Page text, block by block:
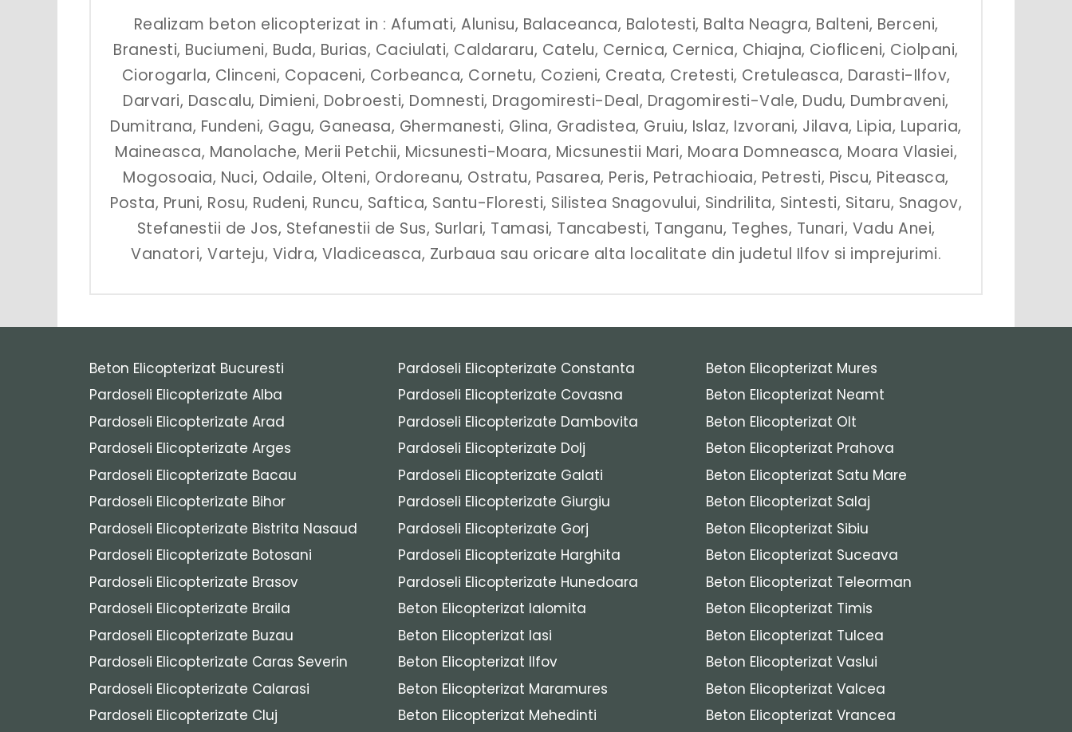
Realizam beton elicopterizat in : Afumati, Alunisu, Balaceanca, Balotesti, Balta Neagra, Balteni, Berceni,
Branesti, Buciumeni, Buda, Burias, Caciulati, Caldararu, Catelu, Cernica, Cernica, Chiajna, Ciofliceni, Ciolpani,
Ciorogarla, Clinceni, Copaceni, Corbeanca, Cornetu, Cozieni, Creata, Cretesti, Cretuleasca, Darasti-Ilfov,
Darvari, Dascalu, Dimieni, Dobroesti, Domnesti, Dragomiresti-Deal, Dragomiresti-Vale, Dudu, Dumbraveni,
Dumitrana, Fundeni, Gagu, Ganeasa, Ghermanesti, Glina, Gradistea, Gruiu, Islaz, Izvorani, Jilava, Lipia, Luparia,
Maineasca, Manolache, Merii Petchii, Micsunesti-Moara, Micsunestii Mari, Moara Domneasca, Moara Vlasiei,
Mogosoaia, Nuci, Odaile, Olteni, Ordoreanu, Ostratu, Pasarea, Peris, Petrachioaia, Petresti, Piscu, Piteasca,
Posta, Pruni, Rosu, Rudeni, Runcu, Saftica, Santu-Floresti, Silistea Snagovului, Sindrilita, Sintesti, Sitaru, Snagov,
Stefanestii de Jos, Stefanestii de Sus, Surlari, Tamasi, Tancabesti, Tanganu, Teghes, Tunari, Vadu Anei,
Vanatori, Varteju, Vidra, Vladiceasca, Zurbaua sau oricare alta localitate din judetul Ilfov si imprejurimi.
Beton Elicopterizat Bucuresti
Pardoseli Elicopterizate Alba
Pardoseli Elicopterizate Arad
Pardoseli Elicopterizate Arges
Pardoseli Elicopterizate Bacau
Pardoseli Elicopterizate Bihor
Pardoseli Elicopterizate Bistrita Nasaud
Pardoseli Elicopterizate Botosani
Pardoseli Elicopterizate Brasov
Pardoseli Elicopterizate Braila
Pardoseli Elicopterizate Buzau
Pardoseli Elicopterizate Caras Severin
Pardoseli Elicopterizate Calarasi
Pardoseli Elicopterizate Cluj
Pardoseli Elicopterizate Constanta
Pardoseli Elicopterizate Covasna
Pardoseli Elicopterizate Dambovita
Pardoseli Elicopterizate Dolj
Pardoseli Elicopterizate Galati
Pardoseli Elicopterizate Giurgiu
Pardoseli Elicopterizate Gorj
Pardoseli Elicopterizate Harghita
Pardoseli Elicopterizate Hunedoara
Beton Elicopterizat Ialomita
Beton Elicopterizat Iasi
Beton Elicopterizat Ilfov
Beton Elicopterizat Maramures
Beton Elicopterizat Mehedinti
Beton Elicopterizat Mures
Beton Elicopterizat Neamt
Beton Elicopterizat Olt
Beton Elicopterizat Prahova
Beton Elicopterizat Satu Mare
Beton Elicopterizat Salaj
Beton Elicopterizat Sibiu
Beton Elicopterizat Suceava
Beton Elicopterizat Teleorman
Beton Elicopterizat Timis
Beton Elicopterizat Tulcea
Beton Elicopterizat Vaslui
Beton Elicopterizat Valcea
Beton Elicopterizat Vrancea